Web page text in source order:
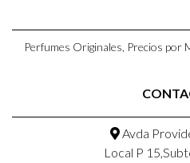
Perfumes Originales, Precios por
Avda
Local P